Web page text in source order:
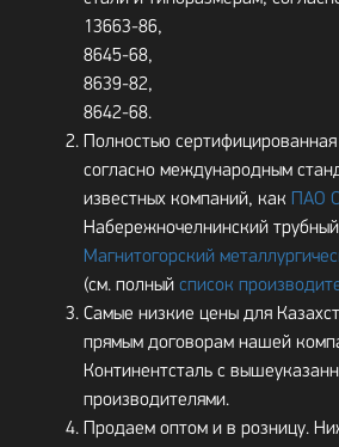
13663-86,
8645-68,
8639-82,
8642-68.
Полностью
согласно международным
известных компаний, как
ПАО
Набережночелнинский
Магнитогорский
(см. полный список
Самые низкие цены для
прямым договорам нашей
Континентсталь с
производителями.
Продаем оптом и в розницу.